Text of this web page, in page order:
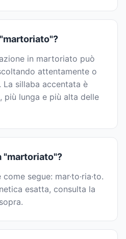
in martoriato può
attentamente o
La sillaba accentata è
lunga e più alta delle
"martoriato"?
segue: mar·to·ria·to.
esatta, consulta la